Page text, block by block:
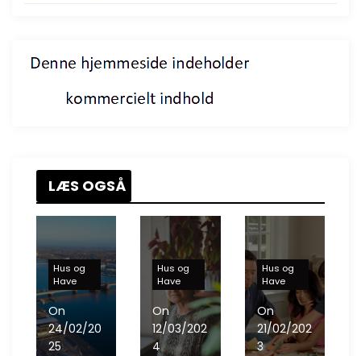
LÆS OGSÅ
Hus og
Have
On
24/02/20
25
Hus og
Have
On
12/03/202
4
Hus og
Have
On
21/02/202
3